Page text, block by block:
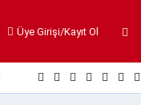
Üye Girişi/Kayıt Ol